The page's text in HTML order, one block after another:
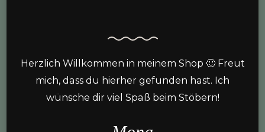
Herzlich Willkommen in meinem Shop 🙂 Freut
mich, dass du hierher gefunden hast. Ich
wünsche dir viel Spaß beim Stöbern!